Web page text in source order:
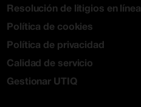
Resolución de litigios en línea
Política de cookies
Política de privacidad
Calidad de servicio
Gestionar UTIQ